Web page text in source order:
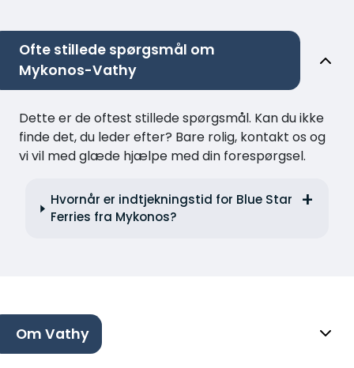
Ofte stillede spørgsmål om
Mykonos-Vathy
Dette er de oftest stillede spørgsmål. Kan du ikke
finde det, du leder efter? Bare rolig, kontakt os og
vi vil med glæde hjælpe med din forespørgsel.
Hvornår er indtjekningstid for Blue Star
Ferries fra Mykonos?
Om Vathy